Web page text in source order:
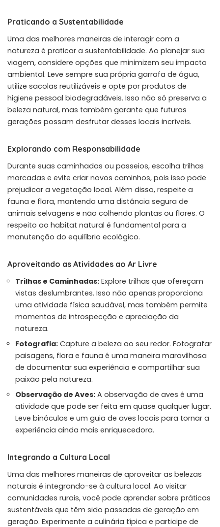
Praticando a Sustentabilidade
Uma das melhores maneiras de interagir com a
natureza é praticar a sustentabilidade. Ao planejar sua
viagem, considere opções que minimizem seu impacto
ambiental. Leve sempre sua própria garrafa de água,
utilize sacolas reutilizáveis e opte por produtos de
higiene pessoal biodegradáveis. Isso não só preserva a
beleza natural, mas também garante que futuras
gerações possam desfrutar desses locais incríveis.
Explorando com Responsabilidade
Durante suas caminhadas ou passeios, escolha trilhas
marcadas e evite criar novos caminhos, pois isso pode
prejudicar a vegetação local. Além disso, respeite a
fauna e flora, mantendo uma distância segura de
animais selvagens e não colhendo plantas ou flores. O
respeito ao habitat natural é fundamental para a
manutenção do equilíbrio ecológico.
Aproveitando as Atividades ao Ar Livre
Trilhas e Caminhadas: Explore trilhas que ofereçam
vistas deslumbrantes. Isso não apenas proporciona
uma atividade física saudável, mas também permite
momentos de introspecção e apreciação da
natureza.
Fotografia: Capture a beleza ao seu redor. Fotografar
paisagens, flora e fauna é uma maneira maravilhosa
de documentar sua experiência e compartilhar sua
paixão pela natureza.
Observação de Aves: A observação de aves é uma
atividade que pode ser feita em quase qualquer lugar.
Leve binóculos e um guia de aves locais para tornar a
experiência ainda mais enriquecedora.
Integrando a Cultura Local
Uma das melhores maneiras de aproveitar as belezas
naturais é integrando-se à cultura local. Ao visitar
comunidades rurais, você pode aprender sobre práticas
sustentáveis que têm sido passadas de geração em
geração. Experimente a culinária típica e participe de